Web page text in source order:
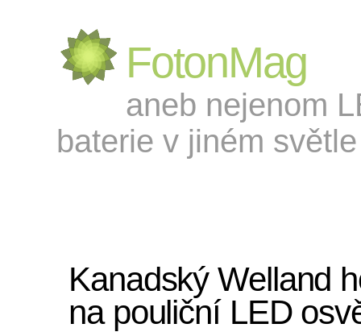
FotonMag
aneb nejenom
baterie v jiném
Kanadský Welland
na pouliční LED